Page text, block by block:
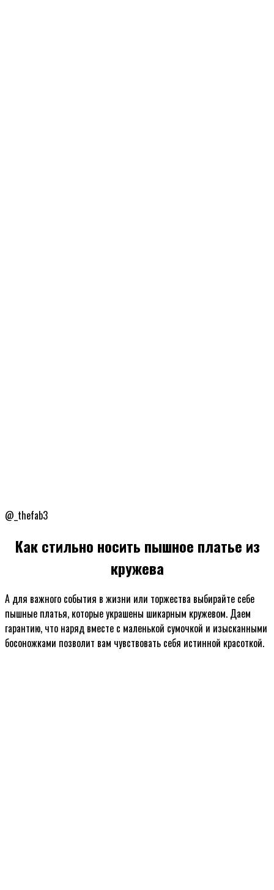
@_thefab3
Как стильно носить пышное платье из
кружева
А для важного события в жизни или торжества выбирайте себе
пышные платья, которые украшены шикарным кружевом. Даем
гарантию, что наряд вместе с маленькой сумочкой и изысканными
босоножками позволит вам чувствовать себя истинной красоткой.